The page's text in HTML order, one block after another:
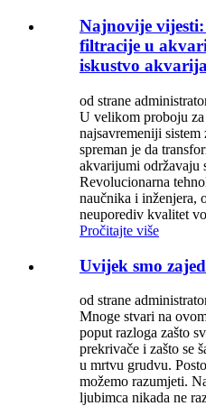
Najnovije
filtracije u
iskustvo akvarija
od strane
U velikom proboju
najsavremeniji
spreman je da
akvarijumi održavaju
Revolucionarna
naučnika i inženjera,
neuporediv kvalitet
Pročitajte više
Uvijek smo
od strane
Mnoge stvari na
poput razloga zašto
prekrivače i zašto se
u mrtvu grudvu.
možemo razumjeti.
ljubimca nikada ne